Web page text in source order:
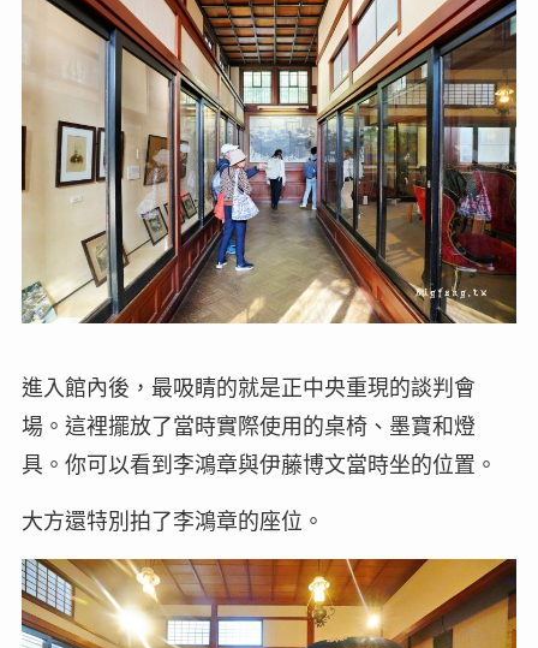
進入館內後，最吸睛的就是正中央重現的談判會
場。這裡擺放了當時實際使用的桌椅、墨寶和燈
具。你可以看到李鴻章與伊藤博文當時坐的位置。
大方還特別拍了李鴻章的座位。